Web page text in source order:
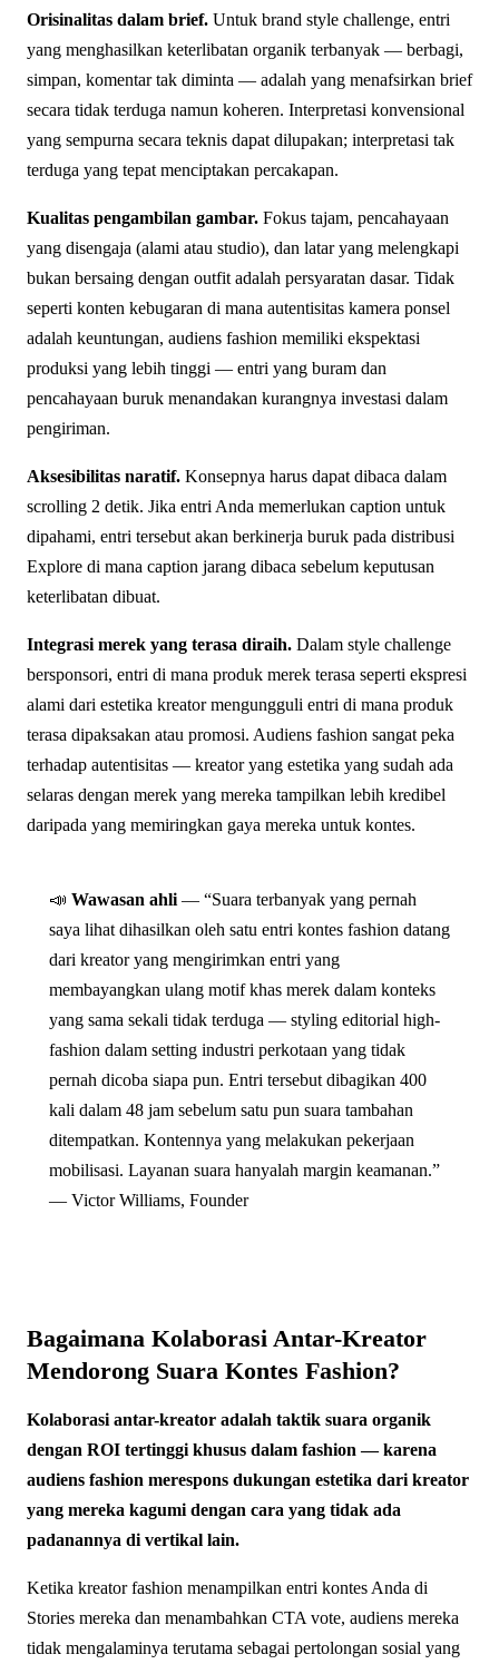
Orisinalitas dalam brief. Untuk brand style challenge, entri
yang menghasilkan keterlibatan organik terbanyak — berbagi,
simpan, komentar tak diminta — adalah yang menafsirkan brief
secara tidak terduga namun koheren. Interpretasi konvensional
yang sempurna secara teknis dapat dilupakan; interpretasi tak
terduga yang tepat menciptakan percakapan.
Kualitas pengambilan gambar. Fokus tajam, pencahayaan
yang disengaja (alami atau studio), dan latar yang melengkapi
bukan bersaing dengan outfit adalah persyaratan dasar. Tidak
seperti konten kebugaran di mana autentisitas kamera ponsel
adalah keuntungan, audiens fashion memiliki ekspektasi
produksi yang lebih tinggi — entri yang buram dan
pencahayaan buruk menandakan kurangnya investasi dalam
pengiriman.
Aksesibilitas naratif. Konsepnya harus dapat dibaca dalam
scrolling 2 detik. Jika entri Anda memerlukan caption untuk
dipahami, entri tersebut akan berkinerja buruk pada distribusi
Explore di mana caption jarang dibaca sebelum keputusan
keterlibatan dibuat.
Integrasi merek yang terasa diraih. Dalam style challenge
bersponsori, entri di mana produk merek terasa seperti ekspresi
alami dari estetika kreator mengungguli entri di mana produk
terasa dipaksakan atau promosi. Audiens fashion sangat peka
terhadap autentisitas — kreator yang estetika yang sudah ada
selaras dengan merek yang mereka tampilkan lebih kredibel
daripada yang memiringkan gaya mereka untuk kontes.
📣 Wawasan ahli — “Suara terbanyak yang pernah
saya lihat dihasilkan oleh satu entri kontes fashion datang
dari kreator yang mengirimkan entri yang
membayangkan ulang motif khas merek dalam konteks
yang sama sekali tidak terduga — styling editorial high-
fashion dalam setting industri perkotaan yang tidak
pernah dicoba siapa pun. Entri tersebut dibagikan 400
kali dalam 48 jam sebelum satu pun suara tambahan
ditempatkan. Kontennya yang melakukan pekerjaan
mobilisasi. Layanan suara hanyalah margin keamanan.”
— Victor Williams, Founder
Bagaimana Kolaborasi Antar-Kreator
Mendorong Suara Kontes Fashion?
Kolaborasi antar-kreator adalah taktik suara organik
dengan ROI tertinggi khusus dalam fashion — karena
audiens fashion merespons dukungan estetika dari kreator
yang mereka kagumi dengan cara yang tidak ada
padanannya di vertikal lain.
Ketika kreator fashion menampilkan entri kontes Anda di
Stories mereka dan menambahkan CTA vote, audiens mereka
tidak mengalaminya terutama sebagai pertolongan sosial yang